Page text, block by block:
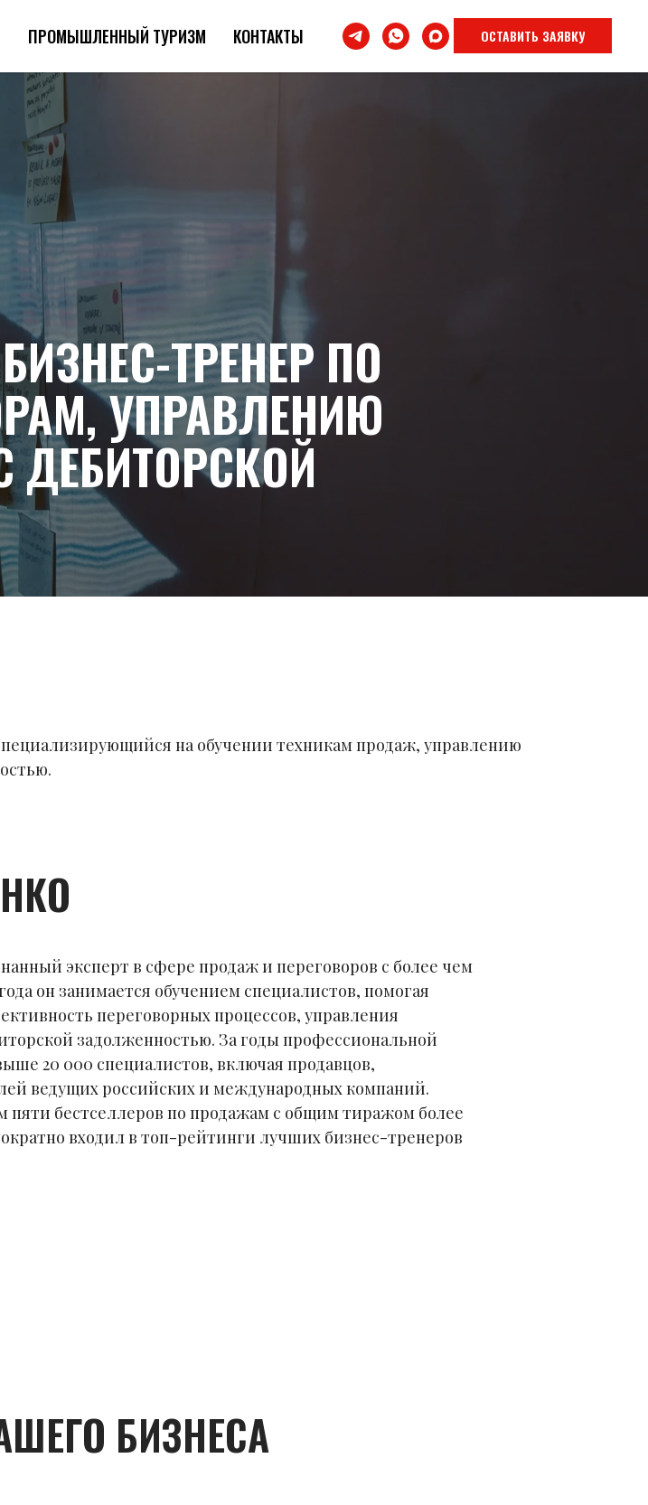
ПРОМЫШЛЕННЫЙ ТУРИЗМ КОНТАКТЫ ОСТАВИТЬ ЗАЯВКУ
ТРЕНЕР ПО
УПРАВЛЕНИЮ
ДЕБИТОРСКОЙ
на обучении техникам продаж, управлению
эксперт в сфере продаж и переговоров с более чем
он занимается обучением специалистов, помогая
переговорных процессов, управления
задолженностью. За годы профессиональной
20 000 специалистов, включая продавцов,
ведущих российских и международных компаний.
пяти бестселлеров по продажам с общим тиражом более
входил в топ-рейтинги лучших бизнес-тренеров
БИЗНЕСА